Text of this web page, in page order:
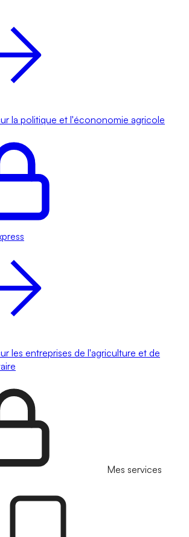
la politique et l'écononomie agricole
les entreprises de l'agriculture et de
Mes services